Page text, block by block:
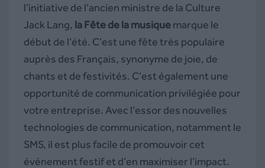
l’initiative de l’ancien ministre de la Culture
Jack Lang, la Fête de la musiquemarque le
début de l’été. C’est une fête très populaire
auprès des Français, synonyme de joie, de
chants et de festivités. C’est également une
opportunité de communication privilégiée pour
votre entreprise. Avec l’essor des nouvelles
technologies de communication, notamment le
SMS, il est plus facile de promouvoir cet
événement festif et d’en maximiser l’impact.